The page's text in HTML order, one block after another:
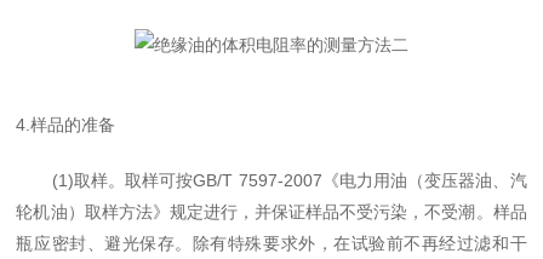
4.样品的准备
(1)取样。取样可按GB/T 7597-2007 《电力用油（变压器油、汽
轮机油）取样方法》 规定进行，并保证样品不受污染，不受潮。样品
瓶应密封、避光保存。除有特殊要求外，在试验前不再经过滤和干